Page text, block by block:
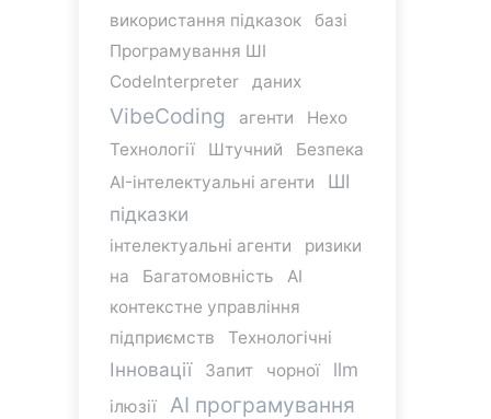
використання підказок
базі
Програмування ШІ
CodeInterpreter
даних
VibeCoding агенти
Hexo
Технології
Штучний
Безпека
AI-інтелектуальні агенти
ШІ
підказки
інтелектуальні агенти
ризики
на
Багатомовність
AI
контекстне управління
підприємств
Технологічні
Інновації Запит чорної llm
ілюзії
AI програмування